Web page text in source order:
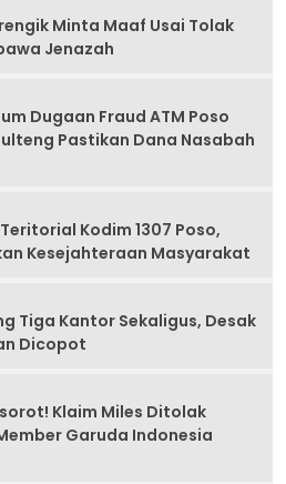
Minta Maaf Usai Tolak
Jenazah
Dugaan Fraud ATM Poso
Pastikan Dana Nasabah
Kodim 1307 Poso,
Kesejahteraan Masyarakat
Tiga Kantor Sekaligus, Desak
Dicopot
Klaim Miles Ditolak
Garuda Indonesia